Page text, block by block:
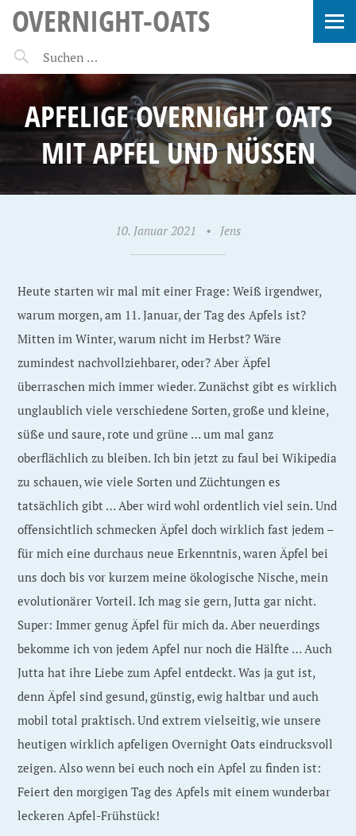
OVERNIGHT-OATS
APFELIGE OVERNIGHT OATS
MIT APFEL UND NÜSSEN
10. Januar 2021 • Jens
Heute starten wir mal mit einer Frage: Weiß irgendwer,
warum morgen, am 11. Januar, der Tag des Apfels ist?
Mitten im Winter, warum nicht im Herbst? Wäre
zumindest nachvollziehbarer, oder? Aber Äpfel
überraschen mich immer wieder. Zunächst gibt es wirklich
unglaublich viele verschiedene Sorten, große und kleine,
süße und saure, rote und grüne … um mal ganz
oberflächlich zu bleiben. Ich bin jetzt zu faul bei Wikipedia
zu schauen, wie viele Sorten und Züchtungen es
tatsächlich gibt … Aber wird wohl ordentlich viel sein. Und
offensichtlich schmecken Äpfel doch wirklich fast jedem –
für mich eine durchaus neue Erkenntnis, waren Äpfel bei
uns doch bis vor kurzem meine ökologische Nische, mein
evolutionärer Vorteil. Ich mag sie gern, Jutta gar nicht.
Super: Immer genug Äpfel für mich da. Aber neuerdings
bekomme ich von jedem Apfel nur noch die Hälfte … Auch
Jutta hat ihre Liebe zum Apfel entdeckt. Was ja gut ist,
denn Äpfel sind gesund, günstig, ewig haltbar und auch
mobil total praktisch. Und extrem vielseitig, wie unsere
heutigen wirklich apfeligen Overnight Oats eindrucksvoll
zeigen. Also wenn bei euch noch ein Apfel zu finden ist:
Feiert den morgigen Tag des Apfels mit einem wunderbar
leckeren Apfel-Frühstück!